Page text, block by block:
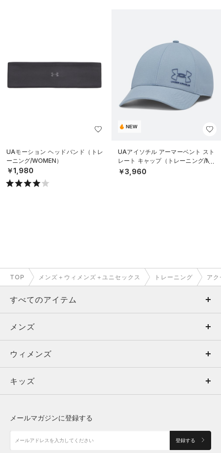
UAモーション ヘッドバンド（トレ
ーニング/WOMEN）
￥1,980
NEW
UAアイソチル アーマーベント スト
レート キャップ（トレーニング/ME
N）
￥3,960
TOP メンズ＋ウィメンズ＋ユニセックス トレーニング ア
すべてのアイテム
メンズ
ウィメンズ
キッズ
アクセサリー
メンズ
トップス
ボトムス
アクセサリー
ウィメンズ
トップス
シューズ
キッズ
メールマガジンに登録する
登録する